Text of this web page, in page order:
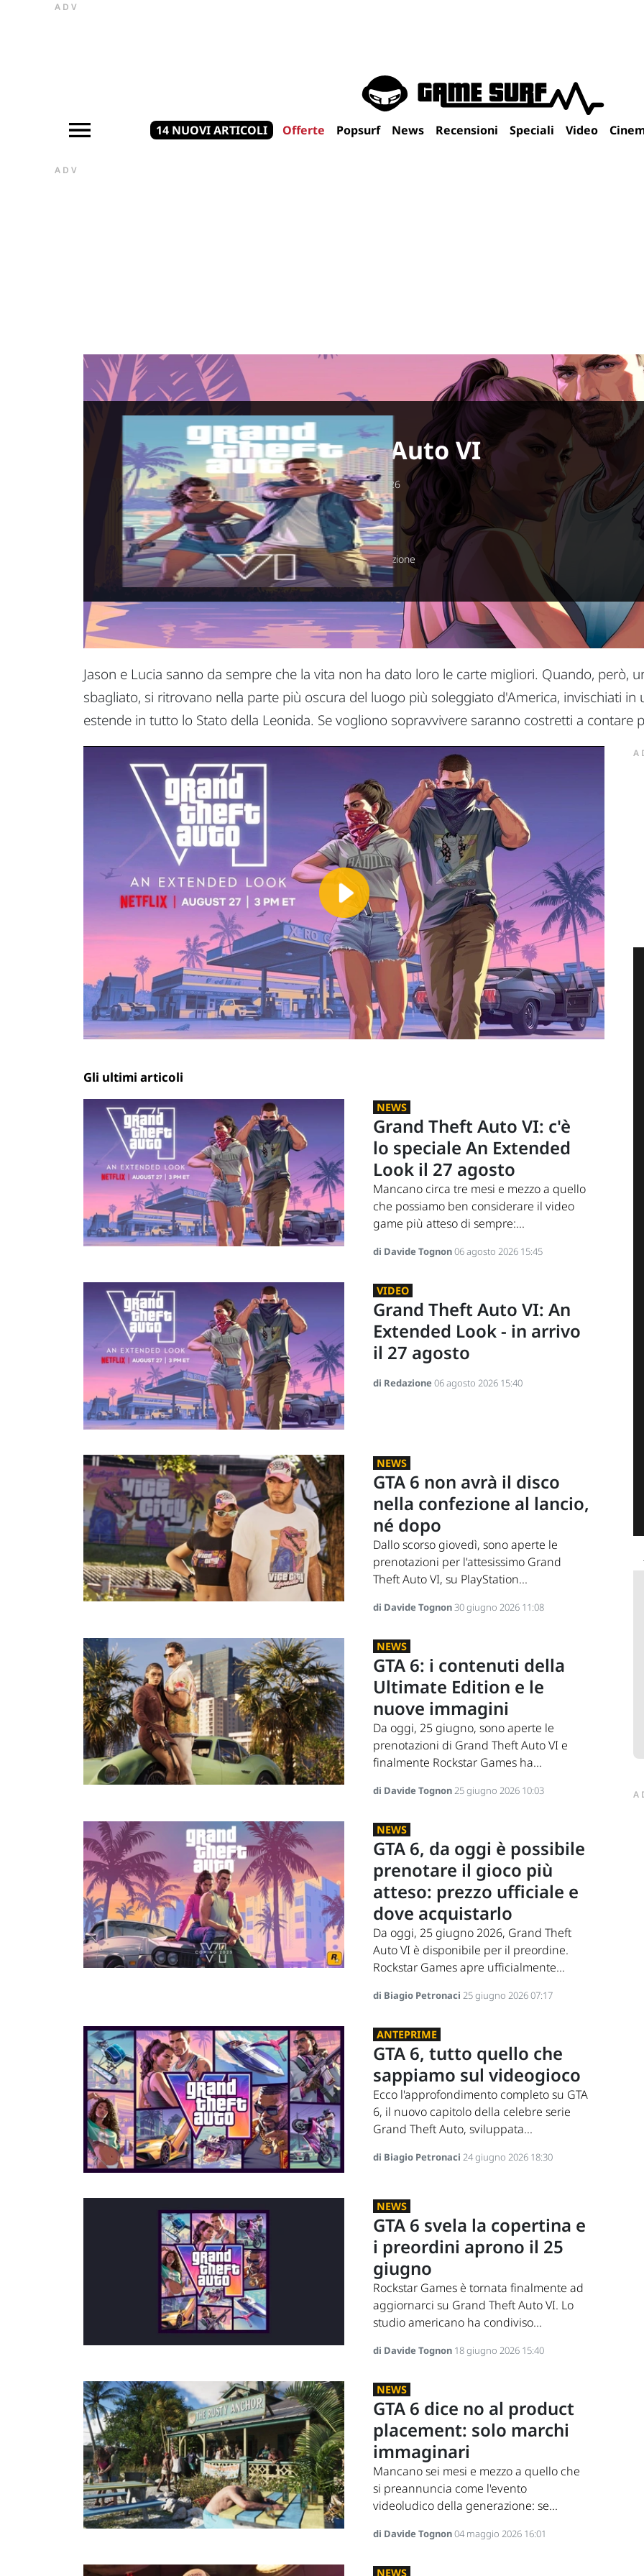
ADV
14 NUOVI ARTICOLI Offerte Popsurf News Recensioni Speciali Video
ADV
Grand Theft Auto VI
Data di uscita:19 novembre 2026
Piattaforme: PS5, Xbox Series X
Sviluppatori: Rockstar Games
Produttori:Rockstar Games
Genere:Sandbox, Open World, Azione
Jason e Lucia sanno da sempre che la vita non ha dato loro le carte migliori. Quando, però,
sbagliato, si ritrovano nella parte più oscura del luogo più soleggiato d'America, invischiati in
estende in tutto lo Stato della Leonida. Se vogliono sopravvivere saranno costretti a contare
Play
Video
Gli ultimi articoli
NEWS
Grand Theft Auto VI: c'è
lo speciale An Extended
Look il 27 agosto
Mancano circa tre mesi e mezzo a quello
che possiamo ben considerare il video
game più atteso di sempre:...
di Davide Tognon06 agosto 2026 15:45
VIDEO
Grand Theft Auto VI: An
Extended Look - in arrivo
il 27 agosto
di Redazione06 agosto 2026 15:40
NEWS
GTA 6 non avrà il disco
nella confezione al lancio,
né dopo
Dallo scorso giovedì, sono aperte le
prenotazioni per l'attesissimo Grand
Theft Auto VI, su PlayStation...
di Davide Tognon30 giugno 2026 11:08
NEWS
GTA 6: i contenuti della
Ultimate Edition e le
nuove immagini
Da oggi, 25 giugno, sono aperte le
prenotazioni di Grand Theft Auto VI e
finalmente Rockstar Games ha...
di Davide Tognon25 giugno 2026 10:03
NEWS
GTA 6, da oggi è possibile
prenotare il gioco più
atteso: prezzo ufficiale e
dove acquistarlo
Da oggi, 25 giugno 2026, Grand Theft
Auto VI è disponibile per il preordine.
Rockstar Games apre ufficialmente...
di Biagio Petronaci 25 giugno 2026 07:17
ANTEPRIME
GTA 6, tutto quello che
sappiamo sul videogioco
Ecco l'approfondimento completo su GTA
6, il nuovo capitolo della celebre serie
Grand Theft Auto, sviluppata...
di Biagio Petronaci 24 giugno 2026 18:30
NEWS
GTA 6 svela la copertina e
i preordini aprono il 25
giugno
Rockstar Games è tornata finalmente ad
aggiornarci su Grand Theft Auto VI. Lo
studio americano ha condiviso...
di Davide Tognon 18 giugno 2026 15:40
NEWS
GTA 6 dice no al product
placement: solo marchi
immaginari
Mancano sei mesi e mezzo a quello che
si preannuncia come l'evento
videoludico della generazione: se...
di Davide Tognon04 maggio 2026 16:01
NEWS